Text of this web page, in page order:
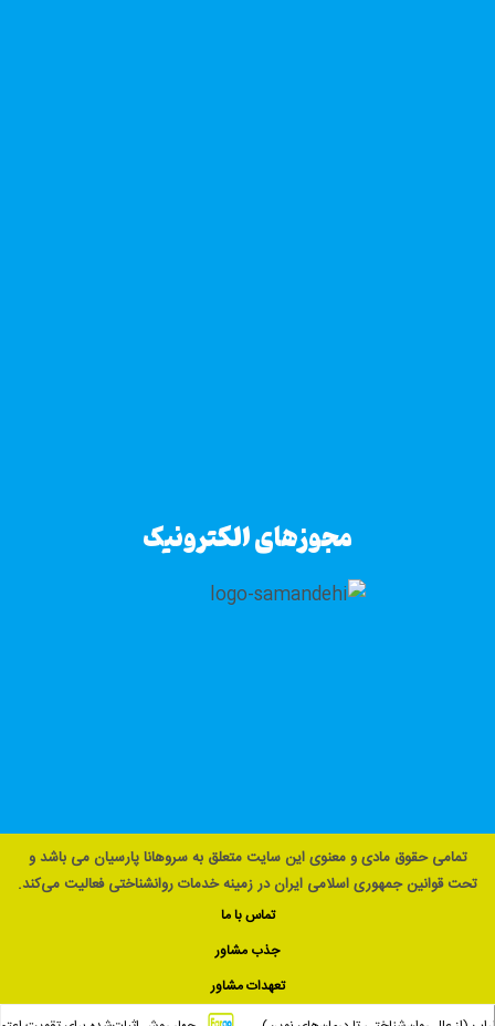
مجوزهای الکترونیک
تمامی حقوق مادی و معنوی این سایت متعلق به سروهانا پارسیان می باشد و
تحت قوانین جمهوری اسلامی ایران در زمینه خدمات روانشناختی فعالیت می‌کند.
تماس با ما
جذب مشاور
تعهدات مشاور